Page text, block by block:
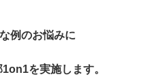
例のお悩みに
を実施します。